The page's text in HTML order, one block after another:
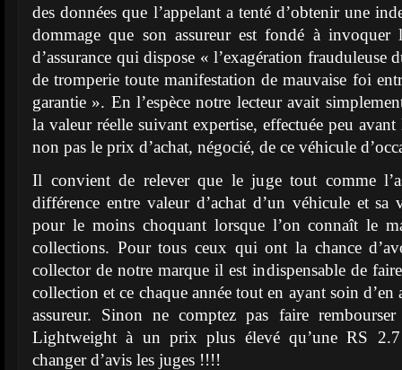
des données que l’appelant a tenté d’obtenir une
dommage que son assureur est fondé à invoquer
d’assurance qui dispose « l’exagération frauduleuse
de tromperie toute manifestation de mauvaise foi
garantie ». En l’espèce notre lecteur avait
la valeur réelle suivant expertise, effectuée peu
non pas le prix d’achat, négocié, de ce véhicule
Il convient de relever que le juge tout comme
différence entre valeur d’achat d’un véhicule et sa
pour le moins choquant lorsque l’on connaît le
collections. Pour tous ceux qui ont la chance
collector de notre marque il est indispensable de
collection et ce chaque année tout en ayant soin d’en
assureur. Sinon ne comptez pas faire
Lightweight à un prix plus élevé qu’une RS
changer d’avis les juges !!!!